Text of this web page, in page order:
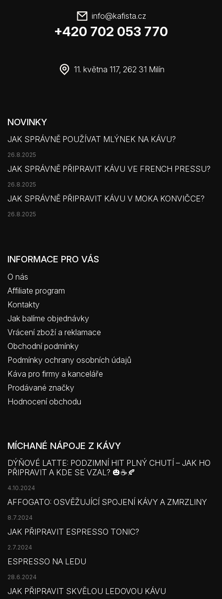
info@kafista.cz
+420 702 053 770
11. května 117, 262 31 Milín
NOVINKY
JAK SPRÁVNĚ POUŽÍVAT MLÝNEK NA KÁVU?
26.8.2025
JAK SPRÁVNĚ PŘIPRAVIT KÁVU VE FRENCH PRESSU?
26.8.2025
JAK SPRÁVNĚ PŘIPRAVIT KÁVU V MOKA KONVIČCE?
26.8.2025
INFORMACE PRO VÁS
O nás
Affiliate program
Kontakty
Jak balíme objednávky
Vrácení zboží a reklamace
Obchodní podmínky
Podmínky ochrany osobních údajů
Káva pro firmy a kanceláře
Prodávané značky
Hodnocení obchodu
MÍCHANÉ NÁPOJE Z KÁVY
DÝŇOVÉ LATTE: PODZIMNÍ HIT PLNÝ CHUTÍ – JAK HO
PŘIPRAVIT A KDE SE VZAL? 🎃☕🍂
4.10.2024
AFFOGATO: OSVĚŽUJÍCÍ SPOJENÍ KÁVY A ZMRZLINY
8.7.2024
JAK PŘIPRAVIT ESPRESSO TONIC?
2.7.2024
ESPRESSO NA LEDU
28.6.2024
JAK PŘIPRAVIT SKVĚLOU LEDOVOU KÁVU